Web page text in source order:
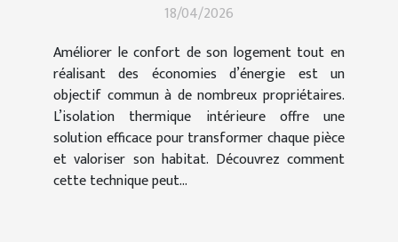
18/04/2026
Améliorer le confort de son logement tout en
réalisant des économies d’énergie est un
objectif commun à de nombreux propriétaires.
L’isolation thermique intérieure offre une
solution efficace pour transformer chaque pièce
et valoriser son habitat. Découvrez comment
cette technique peut...